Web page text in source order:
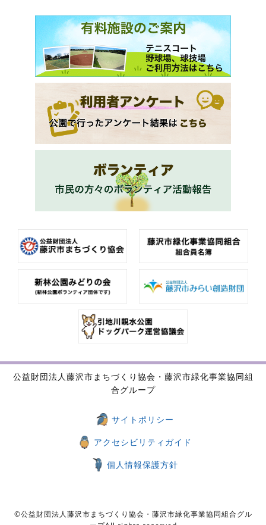
公益財団法人藤沢市まちづくり協会・藤沢市緑化事業協同組
合グループ
サイトポリシー
アクセシビリティガイド
個人情報保護方針
©公益財団法人藤沢市まちづくり協会・藤沢市緑化事業協同組合グル